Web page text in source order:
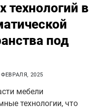
технологий в
под
ФЕВРАЛЯ, 2025
мебели
технологии, что